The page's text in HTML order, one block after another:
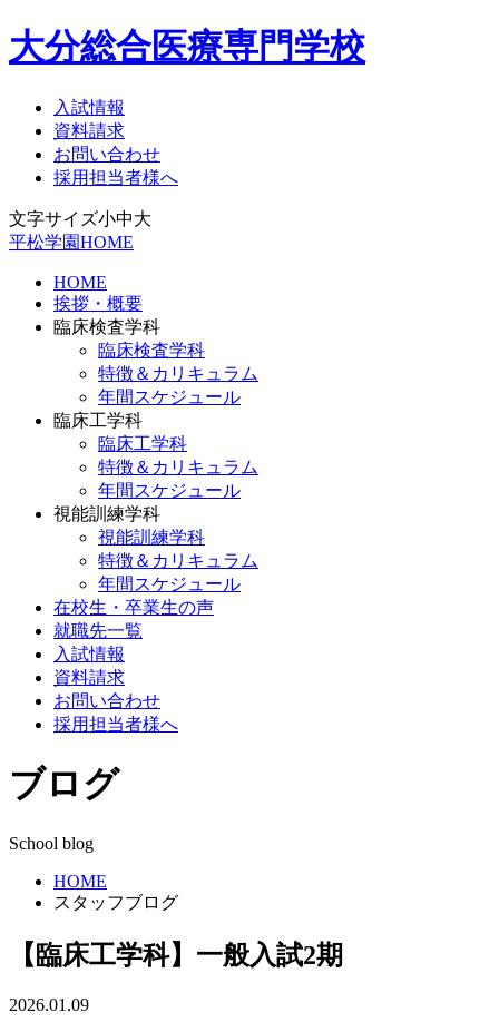
大分総合医療専門学校
入試情報
資料請求
お問い合わせ
採用担当者様へ
文字サイズ小中大
平松学園HOME
HOME
挨拶・概要
臨床検査学科
臨床検査学科
特徴＆カリキュラム
年間スケジュール
臨床工学科
臨床工学科
特徴＆カリキュラム
年間スケジュール
視能訓練学科
視能訓練学科
特徴＆カリキュラム
年間スケジュール
在校生・卒業生の声
就職先一覧
入試情報
資料請求
お問い合わせ
採用担当者様へ
ブログ
School blog
HOME
スタッフブログ
【臨床工学科】一般入試2期
2026.01.09